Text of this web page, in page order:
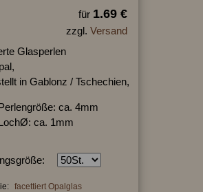
für 1.69 €
zzgl. Versand
Glasperlen
in Gablonz / Tschechien,
ca. 4mm
ca. 1mm
facettiert Opalglas